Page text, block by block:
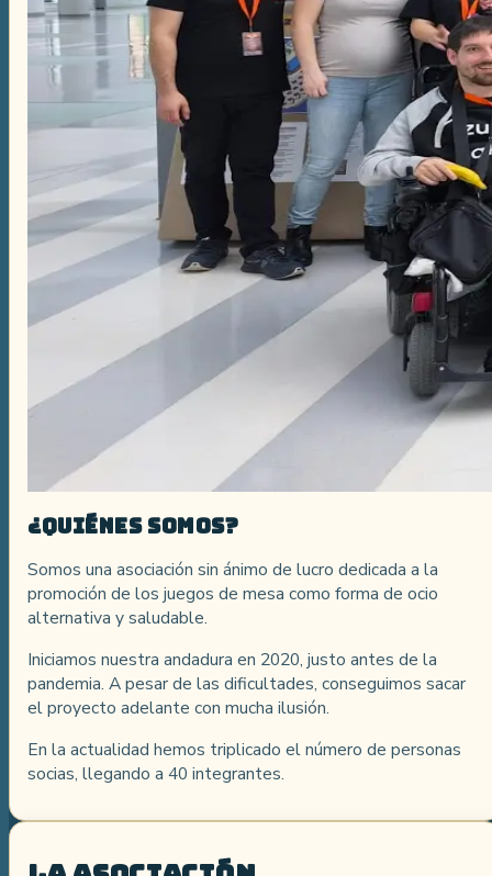
¿Quiénes somos?
Somos una asociación sin ánimo de lucro dedicada a la
promoción de los juegos de mesa como forma de ocio
alternativa y saludable.
Iniciamos nuestra andadura en 2020, justo antes de la
pandemia. A pesar de las dificultades, conseguimos sacar
el proyecto adelante con mucha ilusión.
En la actualidad hemos triplicado el número de personas
socias, llegando a 40 integrantes.